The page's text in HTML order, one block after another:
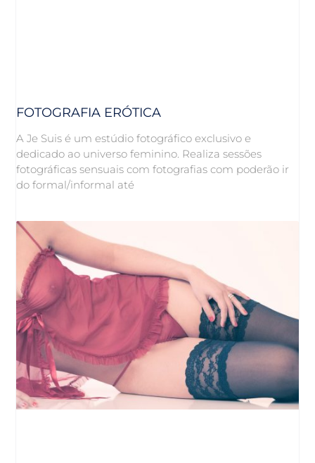
FOTOGRAFIA ERÓTICA
A Je Suis é um estúdio fotográfico exclusivo e
dedicado ao universo feminino. Realiza sessões
fotográficas sensuais com fotografias com poderão ir
do formal/informal até